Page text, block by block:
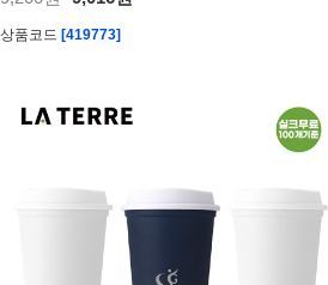
상품코드 [419773]